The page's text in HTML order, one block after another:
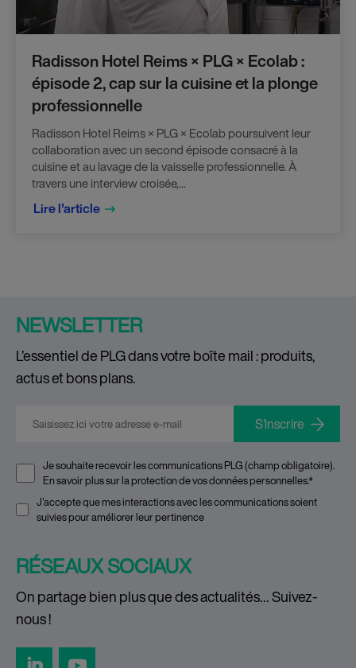
Radisson Hotel Reims × PLG × Ecolab :
épisode 2, cap sur la cuisine et la plonge
professionnelle
Radisson Hotel Reims × PLG × Ecolab poursuivent leur
collaboration avec un second épisode consacré à la
cuisine et au lavage de la vaisselle professionnelle. À
travers une interview croisée,...
Lire l'article
NEWSLETTER
L’essentiel de PLG dans votre boîte mail : produits,
actus et bons plans.
E-mail*
Je souhaite recevoir les communications PLG (champ obligatoire).
En savoir plus sur laprotection de vos données personnelles.*
J'accepte que mes interactions avec les communications soient
suivies pour améliorer leur pertinence
RÉSEAUX SOCIAUX
On partage bien plus que des actualités… Suivez-
nous !